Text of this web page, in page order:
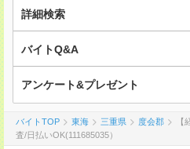
詳細検索
バイトQ&A
アンケート&プレゼント
バイトTOP 東海 三重県 度会郡
査/日払いOK(111685035）